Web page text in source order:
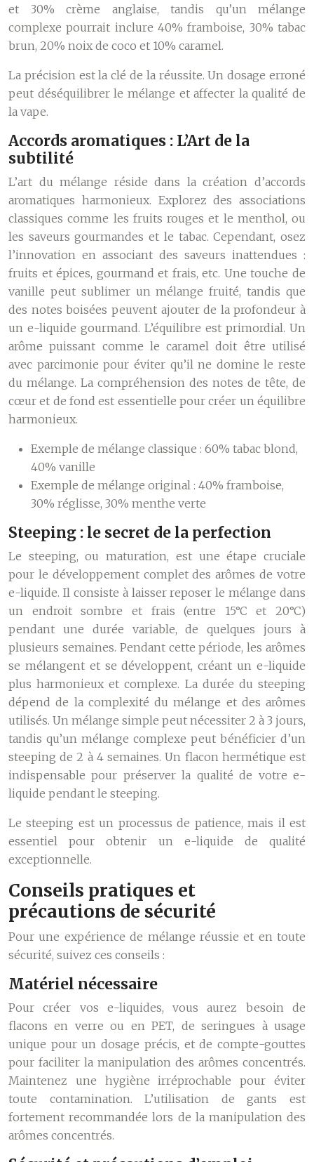
et 30% crème anglaise, tandis qu’un mélange
complexe pourrait inclure 40% framboise, 30% tabac
brun, 20% noix de coco et 10% caramel.
La précision est la clé de la réussite. Un dosage erroné
peut déséquilibrer le mélange et affecter la qualité de
la vape.
Accords aromatiques : L’Art de la
subtilité
L’art du mélange réside dans la création d’accords
aromatiques harmonieux. Explorez des associations
classiques comme les fruits rouges et le menthol, ou
les saveurs gourmandes et le tabac. Cependant, osez
l’innovation en associant des saveurs inattendues :
fruits et épices, gourmand et frais, etc. Une touche de
vanille peut sublimer un mélange fruité, tandis que
des notes boisées peuvent ajouter de la profondeur à
un e-liquide gourmand. L’équilibre est primordial. Un
arôme puissant comme le caramel doit être utilisé
avec parcimonie pour éviter qu’il ne domine le reste
du mélange. La compréhension des notes de tête, de
cœur et de fond est essentielle pour créer un équilibre
harmonieux.
Exemple de mélange classique : 60% tabac blond,
40% vanille
Exemple de mélange original : 40% framboise,
30% réglisse, 30% menthe verte
Steeping : le secret de la perfection
Le steeping, ou maturation, est une étape cruciale
pour le développement complet des arômes de votre
e-liquide. Il consiste à laisser reposer le mélange dans
un endroit sombre et frais (entre 15°C et 20°C)
pendant une durée variable, de quelques jours à
plusieurs semaines. Pendant cette période, les arômes
se mélangent et se développent, créant un e-liquide
plus harmonieux et complexe. La durée du steeping
dépend de la complexité du mélange et des arômes
utilisés. Un mélange simple peut nécessiter 2 à 3 jours,
tandis qu’un mélange complexe peut bénéficier d’un
steeping de 2 à 4 semaines. Un flacon hermétique est
indispensable pour préserver la qualité de votre e-
liquide pendant le steeping.
Le steeping est un processus de patience, mais il est
essentiel pour obtenir un e-liquide de qualité
exceptionnelle.
Conseils pratiques et
précautions de sécurité
Pour une expérience de mélange réussie et en toute
sécurité, suivez ces conseils :
Matériel nécessaire
Pour créer vos e-liquides, vous aurez besoin de
flacons en verre ou en PET, de seringues à usage
unique pour un dosage précis, et de compte-gouttes
pour faciliter la manipulation des arômes concentrés.
Maintenez une hygiène irréprochable pour éviter
toute contamination. L’utilisation de gants est
fortement recommandée lors de la manipulation des
arômes concentrés.